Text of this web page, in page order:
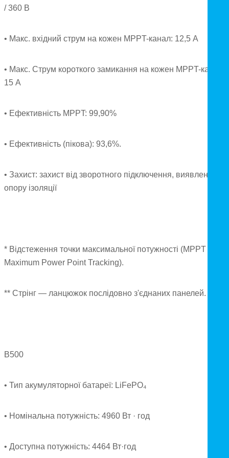
/ 360 В
• Макс. вхідний струм на кожен MPPT-канал: 12,5 А
• Макс. Струм короткого замикання на кожен MPPT-канал:
15 А
• Ефективність MPPT: 99,90%
• Ефективність (пікова): 93,6%.
• Захист: захист від зворотного підключення, виявлення
опору ізоляції
* Відстеження точки максимальної потужності (MPPT —
Maximum Power Point Tracking).
** Стрінг — ланцюжок послідовно з'єднаних панелей.
B500
• Тип акумуляторної батареї: LiFePO₄
• Номінальна потужність: 4960 Вт · год
• Доступна потужність: 4464 Вт·год